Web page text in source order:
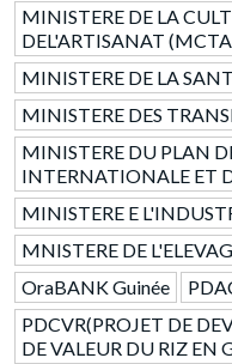
MINISTERE DE LA
DEL'ARTISANAT
MINISTERE DE LA
MINISTERE DES
MINISTERE DU PLAN
INTERNATIONALE ET
MINISTERE E
MNISTERE DE
OraBANK Guinée
PDCVR(PROJET DE
DE VALEUR DU RIZ EN